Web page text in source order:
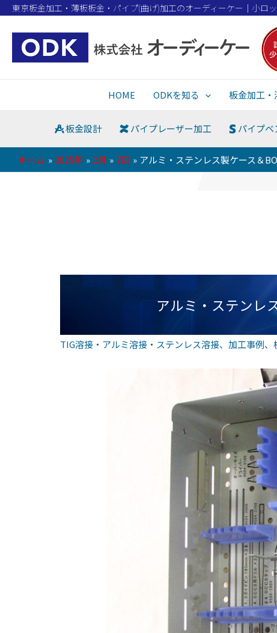
東京板金加工・薄板板金・パイプ(曲げ)加工のオーディーケー｜小ロ
HOME ODKを知る 板金加工・
板金設計 パイプレーザー加工 パイプベ
ホーム 2025年 2月 7日 アルミ・ステンレス製ケース＆
アルミ・ステンレ
TIG溶接・アルミ溶接・ステンレス溶接、加工事例、